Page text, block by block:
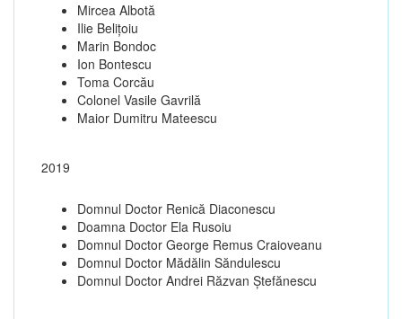
Mircea Albotă
Ilie Belițoiu
Marin Bondoc
Ion Bontescu
Toma Corcău
Colonel Vasile Gavrilă
Maior Dumitru Mateescu
2019
Domnul Doctor Renică Diaconescu
Doamna Doctor Ela Rusoiu
Domnul Doctor George Remus Craioveanu
Domnul Doctor Mădălin Săndulescu
Domnul Doctor Andrei Răzvan Ștefănescu